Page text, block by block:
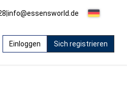
|info@essensworld.de
Einloggen Sich registrieren